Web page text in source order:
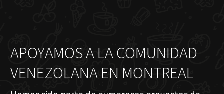
APOYAMOS A LA COMUNIDAD
VENEZOLANA EN MONTREAL